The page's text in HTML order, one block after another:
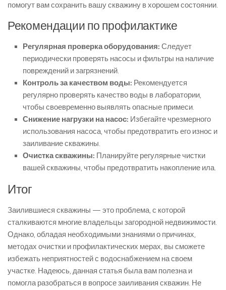
помогут вам сохранить вашу скважину в хорошем состоянии.
Рекомендации по профилактике
Регулярная проверка оборудования: Следует
периодически проверять насосы и фильтры на наличие
повреждений и загрязнений.
Контроль за качеством воды: Рекомендуется
регулярно проверять качество воды в лаборатории,
чтобы своевременно выявлять опасные примеси.
Снижение нагрузки на насос: Избегайте чрезмерного
использования насоса, чтобы предотвратить его износ и
заиливание скважины.
Очистка скважины: Планируйте регулярные чистки
вашей скважины, чтобы предотвратить накопление ила.
Итог
Заилившиеся скважины — это проблема, с которой
сталкиваются многие владельцы загородной недвижимости.
Однако, обладая необходимыми знаниями о причинах,
методах очистки и профилактических мерах, вы сможете
избежать неприятностей с водоснабжением на своем
участке. Надеюсь, данная статья была вам полезна и
помогла разобраться в вопросе заиливания скважин. Не